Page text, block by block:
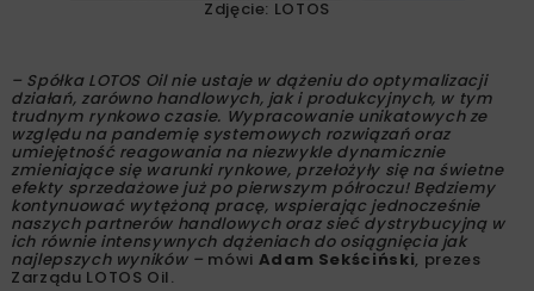
Zdjęcie: LOTOS
– Spółka LOTOS Oil nie ustaje w dążeniu do optymalizacji
działań, zarówno handlowych, jak i produkcyjnych, w tym
trudnym rynkowo czasie. Wypracowanie unikatowych ze
względu na pandemię systemowych rozwiązań oraz
umiejętność reagowania na niezwykle dynamicznie
zmieniające się warunki rynkowe, przełożyły się na świetne
efekty sprzedażowe już po pierwszym półroczu! Będziemy
kontynuować wytężoną pracę, wspierając jednocześnie
naszych partnerów handlowych oraz sieć dystrybucyjną w
ich równie intensywnych dążeniach do osiągnięcia jak
najlepszych wyników – mówi Adam Sekściński, prezes
Zarządu LOTOS Oil.